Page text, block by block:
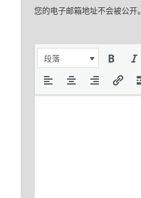
您的电子邮箱地址不会被公开。
段落